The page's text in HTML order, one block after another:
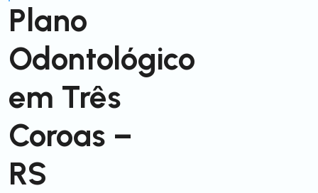
Plano
Odontológico
em Três
Coroas –
RS